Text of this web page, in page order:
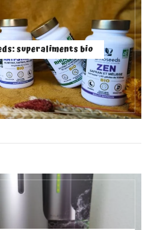
superaliments bio